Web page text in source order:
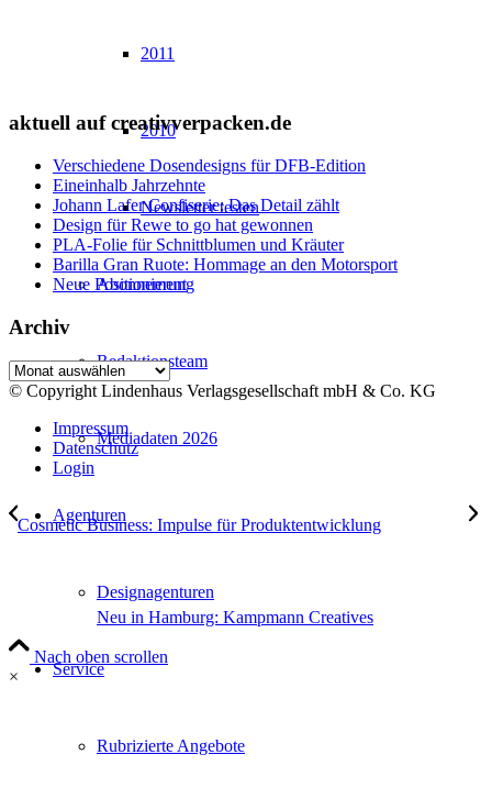
2011
2010
Newsletter testen
Abonnement
Redaktionsteam
Mediadaten 2026
Agenturen
Designagenturen
Service
Rubrizierte Angebote
aktuell auf creativverpacken.de
Verschiedene Dosendesigns für DFB-Edition
Eineinhalb Jahrzehnte
Johann Lafer Confiserie: Das Detail zählt
Design für Rewe to go hat gewonnen
PLA-Folie für Schnittblumen und Kräuter
Barilla Gran Ruote: Hommage an den Motorsport
Neue Positionierung
Archiv
Archiv
© Copyright Lindenhaus Verlagsgesellschaft mbH & Co. KG
Impressum
Datenschutz
Login
Cosmetic Business: Impulse für Produktentwicklung
Neu in Hamburg: Kampmann Creatives
Nach oben scrollen
×